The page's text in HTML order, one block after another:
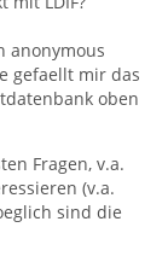
anonymous
gefaellt mir das
oben
Fragen, v.a.
(v.a.
sind die